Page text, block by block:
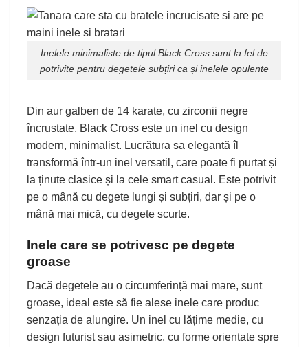
Inelele minimaliste de tipulBlack Crosssunt la fel de
potrivite pentru degetele subțiri ca și inelele opulente
Din aur galben de 14 karate, cu zirconii negre
încrustate, Black Cross este un inel cu design
modern, minimalist. Lucrătura sa elegantă îl
transformă într-un inel versatil, care poate fi purtat și
la ținute clasice și la cele smart casual. Este potrivit
pe o mână cu degete lungi și subțiri, dar și pe o
mână mai mică, cu degete scurte.
Inele care se potrivesc pe degete
groase
Dacă degetele au o circumferință mai mare, sunt
groase, ideal este să fie alese inele care produc
senzația de alungire. Un inel cu lățime medie, cu
design futurist sau asimetric, cu forme orientate spre